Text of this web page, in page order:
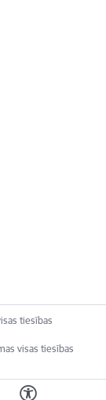
tiesības
visas tiesības